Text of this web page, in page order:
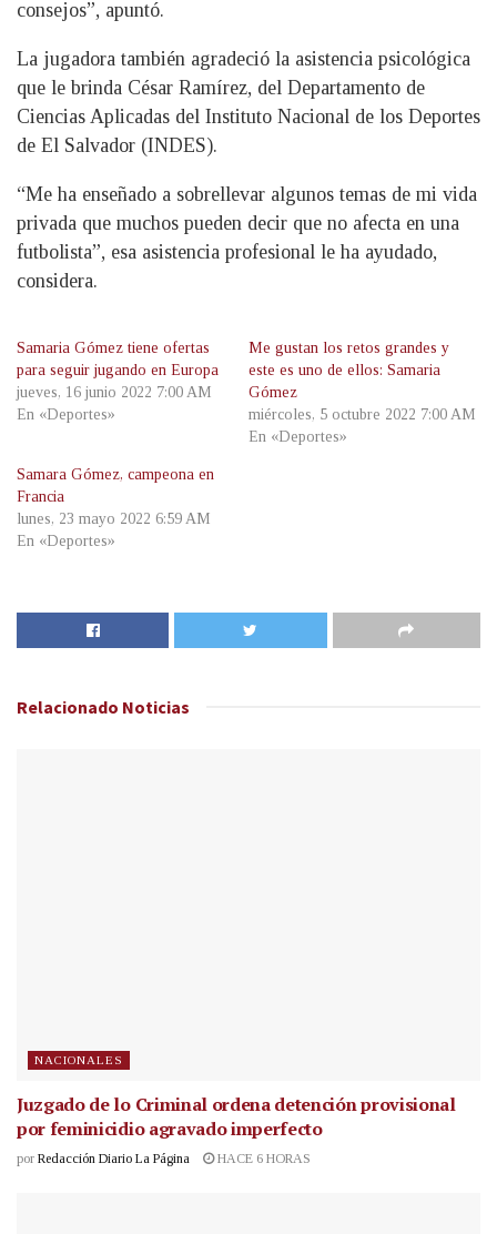
consejos”, apuntó.
La jugadora también agradeció la asistencia psicológica
que le brinda César Ramírez, del Departamento de
Ciencias Aplicadas del Instituto Nacional de los Deportes
de El Salvador (INDES).
“Me ha enseñado a sobrellevar algunos temas de mi vida
privada que muchos pueden decir que no afecta en una
futbolista”, esa asistencia profesional le ha ayudado,
considera.
Samaria Gómez tiene ofertas
para seguir jugando en Europa
jueves, 16 junio 2022 7:00 AM
En «Deportes»
Me gustan los retos grandes y
este es uno de ellos: Samaria
Gómez
miércoles, 5 octubre 2022 7:00 AM
En «Deportes»
Samara Gómez, campeona en
Francia
lunes, 23 mayo 2022 6:59 AM
En «Deportes»
Relacionado Noticias
NACIONALES
Juzgado de lo Criminal ordena detención provisional
por feminicidio agravado imperfecto
por Redacción Diario La Página HACE 6 HORAS